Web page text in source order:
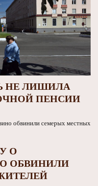
НЕ ЛИШИЛА
ПЕНСИИ
О
ОБВИНИЛИ